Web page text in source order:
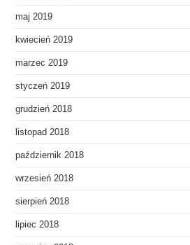
maj 2019
kwiecień 2019
marzec 2019
styczeń 2019
grudzień 2018
listopad 2018
październik 2018
wrzesień 2018
sierpień 2018
lipiec 2018